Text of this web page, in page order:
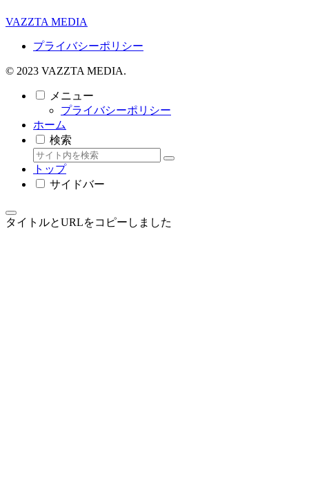
VAZZTA MEDIA
プライバシーポリシー
© 2023 VAZZTA MEDIA.
メニュー
プライバシーポリシー
ホーム
検索
トップ
サイドバー
タイトルとURLをコピーしました